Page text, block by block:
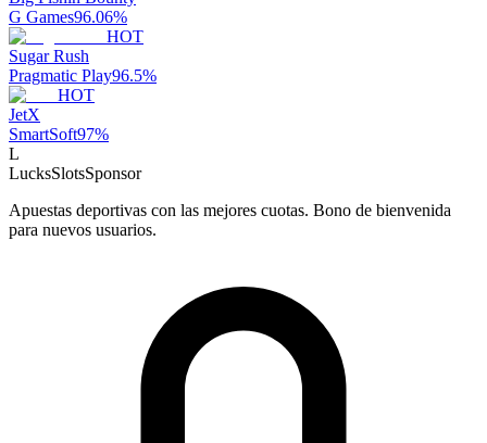
G Games96.06%
HOT
Sugar Rush
Pragmatic Play96.5%
HOT
JetX
SmartSoft97%
L
LucksSlotsSponsor
Apuestas deportivas con las mejores cuotas. Bono de bienvenida
para nuevos usuarios.